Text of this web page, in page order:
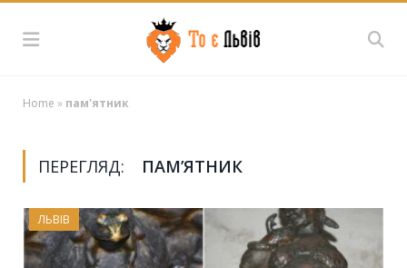
Home » пам'ятник
ПЕРЕГЛЯД: ПАМ’ЯТНИК
ЛЬВІВ